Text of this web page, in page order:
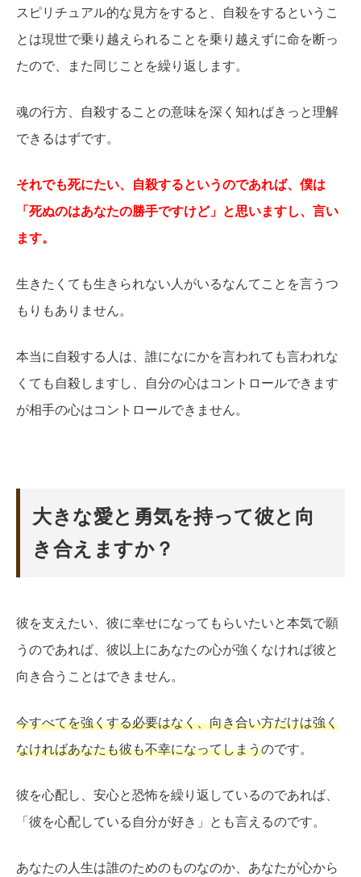
スピリチュアル的な見方をすると、自殺をするというこ
とは現世で乗り越えられることを乗り越えずに命を断っ
たので、また同じことを繰り返します。
魂の行方、自殺することの意味を深く知ればきっと理解
できるはずです。
それでも死にたい、自殺するというのであれば、僕は
「死ぬのはあなたの勝手ですけど」と思いますし、言い
ます。
生きたくても生きられない人がいるなんてことを言うつ
もりもありません。
本当に自殺する人は、誰になにかを言われても言われな
くても自殺しますし、自分の心はコントロールできます
が相手の心はコントロールできません。
大きな愛と勇気を持って彼と向
き合えますか？
彼を支えたい、彼に幸せになってもらいたいと本気で願
うのであれば、彼以上にあなたの心が強くなければ彼と
向き合うことはできません。
今すべてを強くする必要はなく、向き合い方だけは強く
なければあなたも彼も不幸になってしまうのです。
彼を心配し、安心と恐怖を繰り返しているのであれば、
「彼を心配している自分が好き」とも言えるのです。
あなたの人生は誰のためのものなのか、あなたが心から